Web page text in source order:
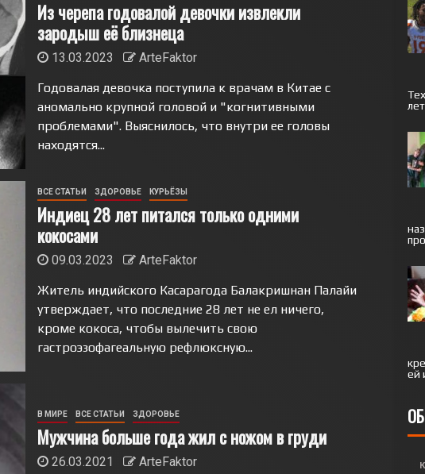
Из черепа годовалой девочки извлекли
зародыш её близнеца
13.03.2023
ArteFaktor
Годовалая девочка поступила к врачам в Китае с
аномально крупной головой и "когнитивными
проблемами". Выяснилось, что внутри ее головы
находятся...
ВСЕ СТАТЬИ ЗДОРОВЬЕ КУРЬЁЗЫ
Индиец 28 лет питался только одними
кокосами
09.03.2023
ArteFaktor
Житель индийского Касарагода Балакришнан Палайи
утверждает, что последние 28 лет не ел ничего,
кроме кокоса, чтобы вылечить свою
гастроэзофагеальную рефлюксную...
В МИРЕ ВСЕ СТАТЬИ ЗДОРОВЬЕ
Мужчина больше года жил с ножом в груди
26.03.2021
ArteFaktor
ей